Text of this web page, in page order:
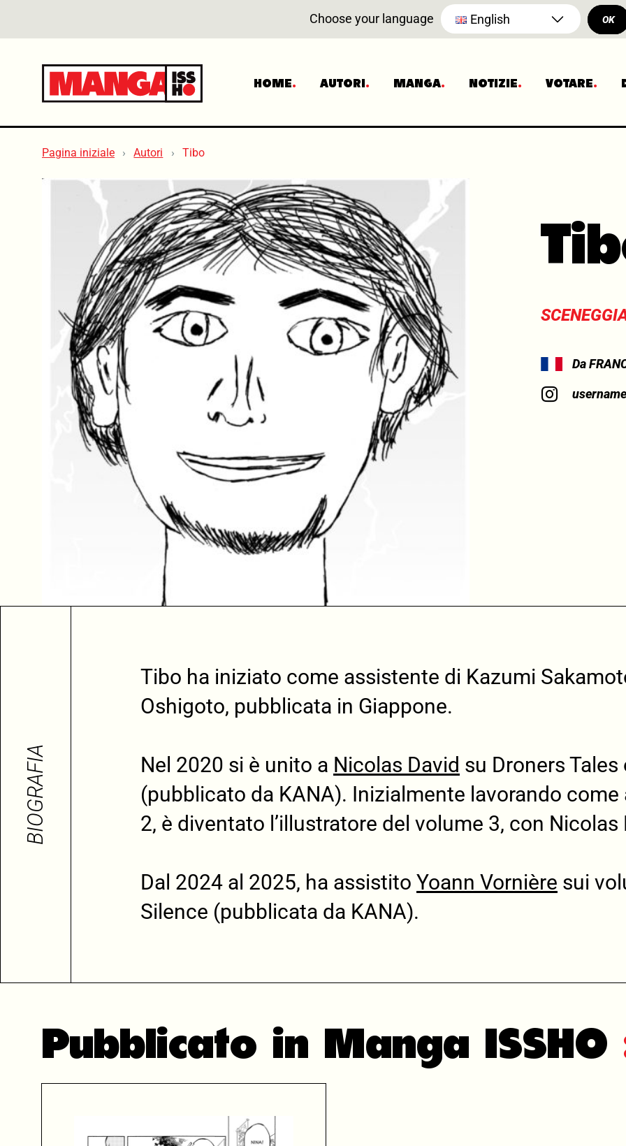
Choose your language English OK
HOME AUTORI MANGA NOTIZIE VOTARE
Pagina iniziale Autori Tibo
Da
BIOGRAFIA
Tibo ha iniziato come assistente di Kazumi
Oshigoto, pubblicata in Giappone.
Nel 2020 si è unito a Nicolas David su Droners
(pubblicato da KANA). Inizialmente lavorando
2, è diventato l’illustratore del volume 3, con
Dal 2024 al 2025, ha assistito Yoann Vornière sui
Silence (pubblicata da KANA).
Pubblicato in Manga ISSHO